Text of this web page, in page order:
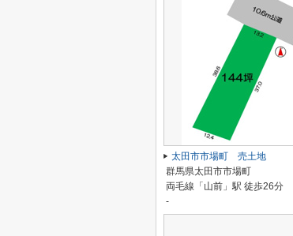
太田市市場町 売土地
群馬県太田市市場町
両毛線「山前」駅 徒歩26分
-